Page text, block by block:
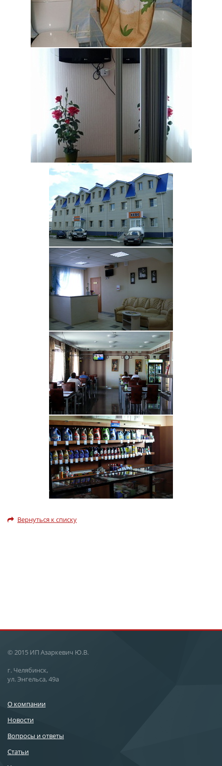
Вернуться к списку
© 2015 ИП Азаркевич Ю.В.
г. Челябинск,
ул. Энгельса, 49а
О компании
Новости
Вопросы и ответы
Статьи